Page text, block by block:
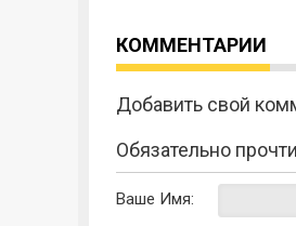
КОММЕНТАРИИ
Добавить свой
Обязательно
Ваше Имя: